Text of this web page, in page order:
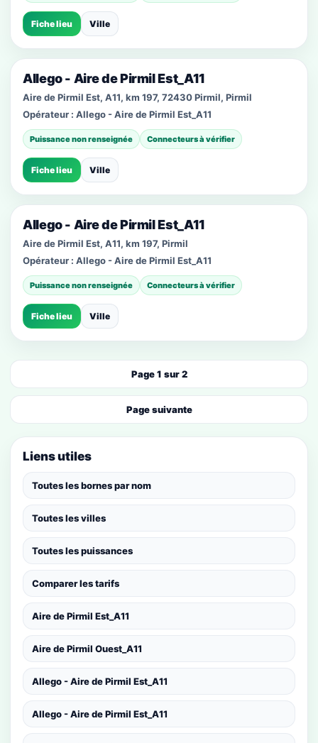
Fiche lieu Ville
Allego - Aire de Pirmil Est_A11
Aire de Pirmil Est, A11, km 197, 72430 Pirmil, Pirmil
Opérateur : Allego - Aire de Pirmil Est_A11
Puissance non renseignée Connecteurs à vérifier
Fiche lieu Ville
Allego - Aire de Pirmil Est_A11
Aire de Pirmil Est, A11, km 197, Pirmil
Opérateur : Allego - Aire de Pirmil Est_A11
Puissance non renseignée Connecteurs à vérifier
Fiche lieu Ville
Page 1 sur 2
Page suivante
Liens utiles
Toutes les bornes par nom
Toutes les villes
Toutes les puissances
Comparer les tarifs
Aire de Pirmil Est_A11
Aire de Pirmil Ouest_A11
Allego - Aire de Pirmil Est_A11
Allego - Aire de Pirmil Est_A11